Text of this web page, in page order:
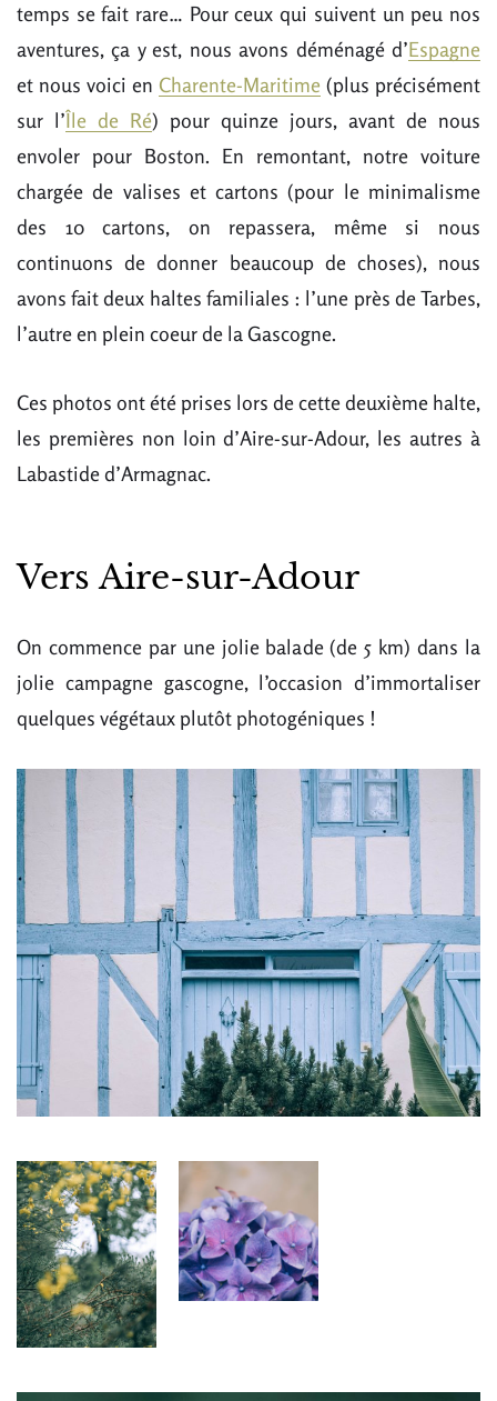
temps se fait rare… Pour ceux qui suivent un peu nos
aventures, ça y est, nous avons déménagé d’Espagne
et nous voici en Charente-Maritime (plus précisément
sur l’Île de Ré) pour quinze jours, avant de nous
envoler pour Boston. En remontant, notre voiture
chargée de valises et cartons (pour le minimalisme
des 10 cartons, on repassera, même si nous
continuons de donner beaucoup de choses), nous
avons fait deux haltes familiales : l’une près de Tarbes,
l’autre en plein coeur de la Gascogne.
Ces photos ont été prises lors de cette deuxième halte,
les premières non loin d’Aire-sur-Adour, les autres à
Labastide d’Armagnac.
Vers Aire-sur-Adour
On commence par une jolie balade (de 5 km) dans la
jolie campagne gascogne, l’occasion d’immortaliser
quelques végétaux plutôt photogéniques !